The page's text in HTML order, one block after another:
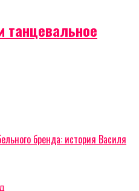
танцевальное
бренда: история Василя